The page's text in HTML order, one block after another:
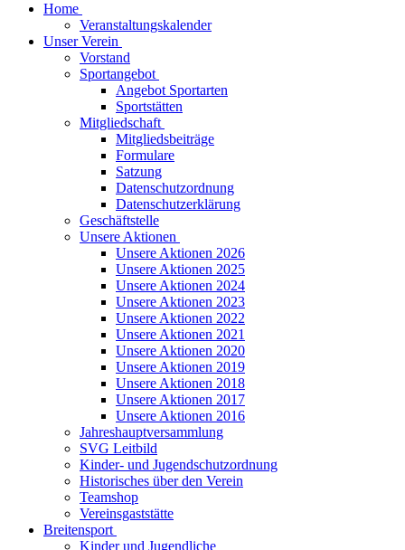
Home
Veranstaltungskalender
Unser Verein
Vorstand
Sportangebot
Angebot Sportarten
Sportstätten
Mitgliedschaft
Mitgliedsbeiträge
Formulare
Satzung
Datenschutzordnung
Datenschutzerklärung
Geschäftstelle
Unsere Aktionen
Unsere Aktionen 2026
Unsere Aktionen 2025
Unsere Aktionen 2024
Unsere Aktionen 2023
Unsere Aktionen 2022
Unsere Aktionen 2021
Unsere Aktionen 2020
Unsere Aktionen 2019
Unsere Aktionen 2018
Unsere Aktionen 2017
Unsere Aktionen 2016
Jahreshauptversammlung
SVG Leitbild
Kinder- und Jugendschutzordnung
Historisches über den Verein
Teamshop
Vereinsgaststätte
Breitensport
Kinder und Jugendliche